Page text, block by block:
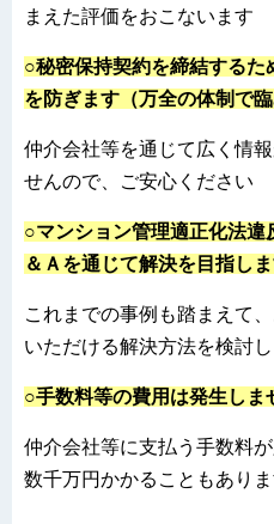
まえた評価をおこないます
○秘密保持契約を締結する
を防ぎます（万全の体制で臨
仲介会社等を通じて広く情
せんので、ご安心ください
○マンション管理適正化法違
＆Ａを通じて解決を目指しま
これまでの事例も踏まえて
いただける解決方法を検討
○手数料等の費用は発生しま
仲介会社等に支払う手数料
数千万円かかることもありま